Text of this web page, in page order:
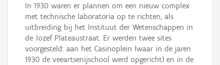
In 1930 waren er plannen om een nieuw complex
met technische laboratoria op te richten, als
uitbreiding bij het Instituut der Wetenschappen in
de Jozef Plateaustraat. Er werden twee sites
voorgesteld: aan het Casinoplein (waar in de jaren
1930 de veeartsenijschool werd opgericht) en in de